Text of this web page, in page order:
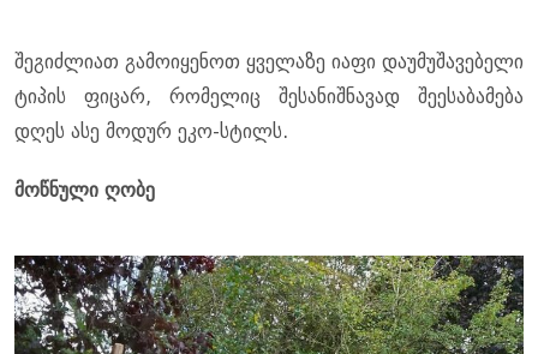
შეგიძლიათ გამოიყენოთ ყველაზე იაფი დაუმუშავებელი
ტიპის ფიცარ, რომელიც შესანიშნავად შეესაბამება
დღეს ასე მოდურ ეკო-სტილს.
მოწნული ღობე